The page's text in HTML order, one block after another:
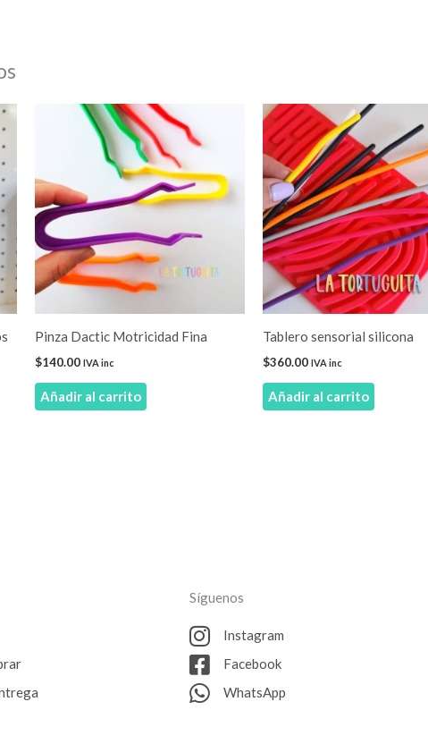
Pinza Dactic Motricidad Fina
$140.00 IVA inc
Añadir al carrito
Tablero sensorial silicona
$360.00 IVA inc
Añadir al carrito
Síguenos
Instagram
Facebook
WhatsApp